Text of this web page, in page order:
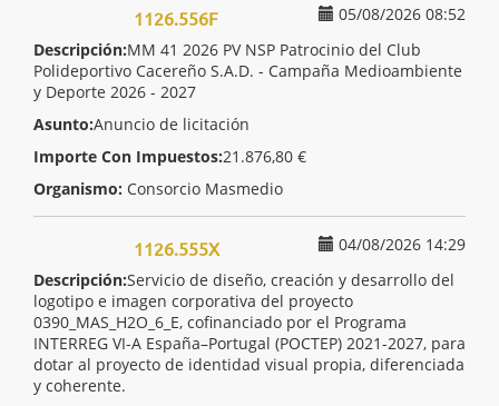
05/08/2026 08:52
1126.556F
Descripción:MM 41 2026 PV NSP Patrocinio del Club
Polideportivo Cacereño S.A.D. - Campaña Medioambiente
y Deporte 2026 - 2027
Asunto:Anuncio de licitación
Importe Con Impuestos:21.876,80 €
Organismo: Consorcio Masmedio
04/08/2026 14:29
1126.555X
Descripción:Servicio de diseño, creación y desarrollo del
logotipo e imagen corporativa del proyecto
0390_MAS_H2O_6_E, cofinanciado por el Programa
INTERREG VI-A España–Portugal (POCTEP) 2021-2027, para
dotar al proyecto de identidad visual propia, diferenciada
y coherente.